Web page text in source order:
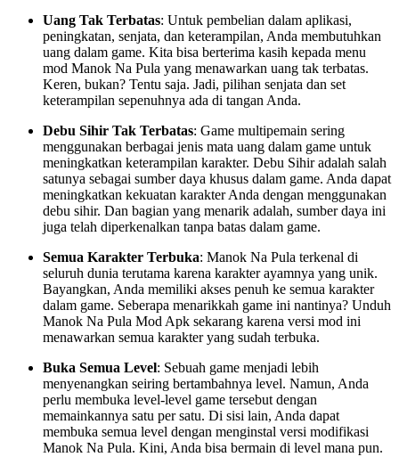
Uang Tak Terbatas: Untuk pembelian dalam aplikasi,
peningkatan, senjata, dan keterampilan, Anda membutuhkan
uang dalam game. Kita bisa berterima kasih kepada menu
mod Manok Na Pula yang menawarkan uang tak terbatas.
Keren, bukan? Tentu saja. Jadi, pilihan senjata dan set
keterampilan sepenuhnya ada di tangan Anda.
Debu Sihir Tak Terbatas: Game multipemain sering
menggunakan berbagai jenis mata uang dalam game untuk
meningkatkan keterampilan karakter. Debu Sihir adalah salah
satunya sebagai sumber daya khusus dalam game. Anda dapat
meningkatkan kekuatan karakter Anda dengan menggunakan
debu sihir. Dan bagian yang menarik adalah, sumber daya ini
juga telah diperkenalkan tanpa batas dalam game.
Semua Karakter Terbuka: Manok Na Pula terkenal di
seluruh dunia terutama karena karakter ayamnya yang unik.
Bayangkan, Anda memiliki akses penuh ke semua karakter
dalam game. Seberapa menarikkah game ini nantinya? Unduh
Manok Na Pula Mod Apk sekarang karena versi mod ini
menawarkan semua karakter yang sudah terbuka.
Buka Semua Level: Sebuah game menjadi lebih
menyenangkan seiring bertambahnya level. Namun, Anda
perlu membuka level-level game tersebut dengan
memainkannya satu per satu. Di sisi lain, Anda dapat
membuka semua level dengan menginstal versi modifikasi
Manok Na Pula. Kini, Anda bisa bermain di level mana pun.